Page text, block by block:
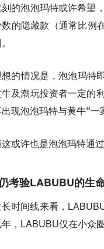
刻的泡泡玛特或许希望
数的隐藏款（通常比例
的情况是，泡泡玛特
及潮玩投资者一定的
现泡泡玛特与黄牛“一
或许也是泡泡玛特通
考验LABUBU的生
时间线来看，
年，LABUBU仅在小众